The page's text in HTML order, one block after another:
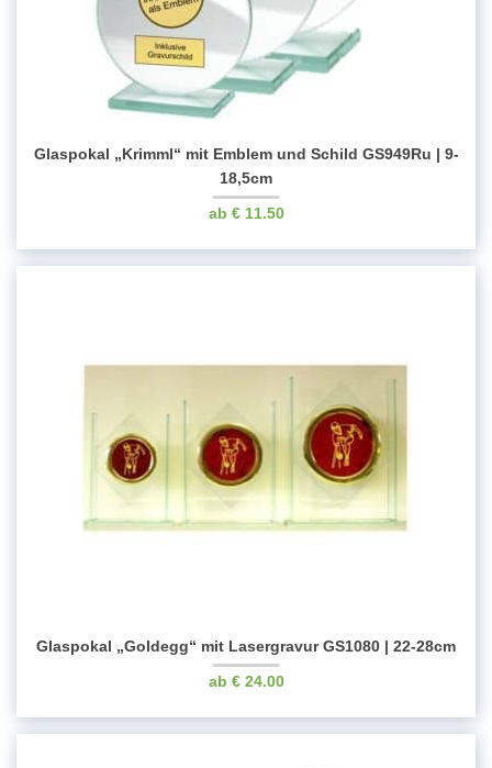
Glaspokal „Krimml“ mit Emblem und Schild GS949Ru | 9-
18,5cm
€11.50
Glaspokal „Goldegg“ mit Lasergravur GS1080 | 22-28cm
€24.00